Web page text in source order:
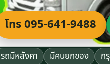
โทร 095-641-9488
รถมีหลังคา มีคนยกของ ก